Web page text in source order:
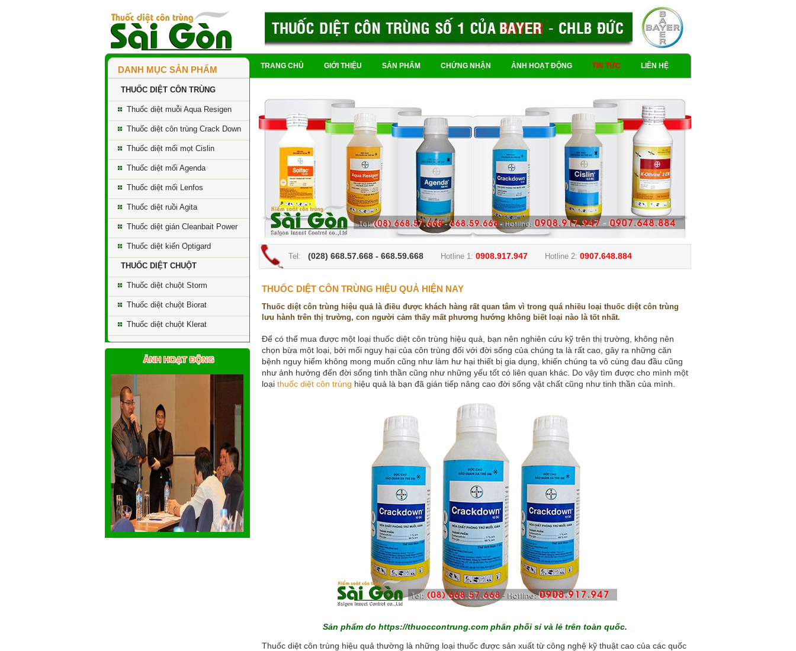
TRANG CHỦ GIỚI THIỆU SẢN PHẨM CHỨNG NHẬN ẢNH HOẠT ĐỘNG TIN TỨC LIÊN HỆ
Tel: (028) 668.57.668 - 668.59.668 Hotline 1: 0908.917.947 Hotline 2: 0907.648.884
DANH MỤC SẢN PHẨM
THUỐC DIỆT CÔN TRÙNG
Thuốc diệt muỗi Aqua Resigen
Thuốc diệt côn trùng Crack Down
Thuốc diệt mối mọt Cislin
Thuốc diệt mối Agenda
Thuốc diệt mối Lenfos
Thuốc diệt ruồi Agita
Thuốc diệt gián Cleanbait Power
Thuốc diệt kiến Optigard
THUỐC DIỆT CHUỘT
Thuốc diệt chuột Storm
Thuốc diệt chuột Biorat
Thuốc diệt chuột Klerat
ẢNH HOẠT ĐỘNG
THUỐC DIỆT CÔN TRÙNG HIỆU QUẢ HIỆN NAY
Thuốc diệt côn trùng hiệu quả là điều được khách hàng rất quan tâm vì trong quá nhiều loại thuốc diệt côn trùng
lưu hành trên thị trường, con người cảm thấy mất phương hướng không biết loại nào là tốt nhất.
Để có thể mua được một loại thuốc diệt côn trùng hiệu quả, bạn nên nghiên cứu kỹ trên thị trường, không nên
chọn bừa một loại, bởi mối nguy hại của côn trùng đối với đời sống của chúng ta là rất cao, gây ra những căn
bệnh nguy hiểm không mong muốn cũng như làm hư hại thiết bị gia dụng, khiến chúng ta vô cùng đau đầu cũng
như ảnh hưởng đến đời sống tinh thần cũng như những yếu tốt có liên quan khác. Do vậy tìm được cho mình một
loại thuốc diệt côn trùng hiệu quả là bạn đã gián tiếp nâng cao đời sống vật chất cũng như tinh thần của mình.
Sản phẩm do https://thuoccontrung.com phân phối sỉ và lẻ trên toàn quốc.
Thuốc diệt côn trùng hiệu quả thường là những loại thuốc được sản xuất từ công nghệ kỹ thuật cao của các quốc